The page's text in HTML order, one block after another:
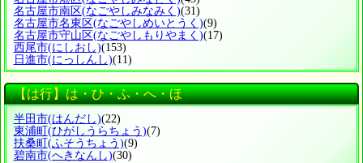
名古屋市南区(なごやしみなみく)(31)
名古屋市名東区(なごやしめいとうく)(9)
名古屋市守山区(なごやしもりやまく)(17)
西尾市(にしおし)(153)
日進市(にっしんし)(11)
【は行】は・ひ・ふ・へ・ほ
半田市(はんだし)(22)
東浦町 (ひがしうらちょう)(7)
扶桑町 (ふそうちょう)(9)
碧南市(へきなんし)(30)